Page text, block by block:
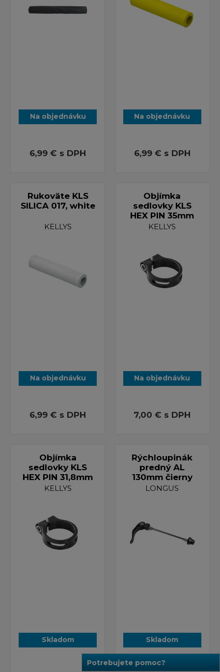
Potrebujete pomoc?
Na objednávku
6,99 € s DPH
Na objednávku
6,99 € s DPH
Rukoväte KLS
SILICA 017, white
KELLYS
Na objednávku
6,99 € s DPH
Objímka
sedlovky KLS
HEX PIN 35mm
KELLYS
Na objednávku
7,00 € s DPH
Objímka
sedlovky KLS
HEX PIN 31,8mm
KELLYS
Skladom
Rýchloupinák
predný AL
130mm čierny
LONGUS
Skladom